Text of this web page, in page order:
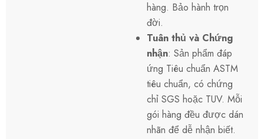
hàng. Bảo hành trọn
đời.
Tuân thủ và Chứng
nhận: Sản phẩm đáp
ứng Tiêu chuẩn ASTM
tiêu chuẩn, có chứng
chỉ SGS hoặc TUV. Mỗi
gói hàng đều được dán
nhãn để dễ nhận biết.